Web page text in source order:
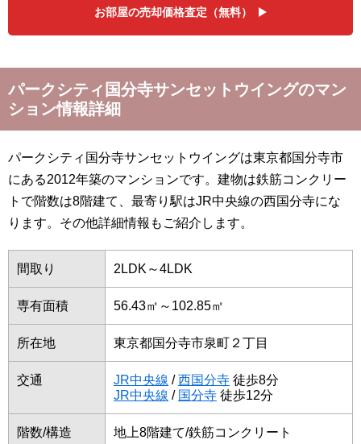
お部屋の売却価格査定（無料）
パークシティ国分寺サンセットウイングのマン
ション情報詳細
パークシティ国分寺サンセットウイングは東京都国分寺市
にある2012年築のマンションです。建物は鉄筋コンクリー
トで階数は8階建て、最寄り駅はJR中央線の西国分寺にな
ります。その他詳細情報もご紹介します。
間取り 2LDK～4LDK
専有面積 56.43㎡～102.85㎡
所在地 東京都国分寺市泉町２丁目
交通 JR中央線 /西国分寺 徒歩8分
JR中央線 / 国分寺 徒歩12分
階数/構造 地上8階建て/鉄筋コンクリート